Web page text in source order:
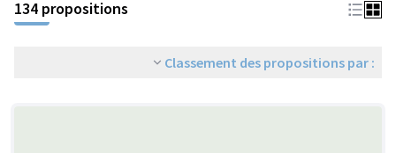
134 propositions
Classement des propositions par :